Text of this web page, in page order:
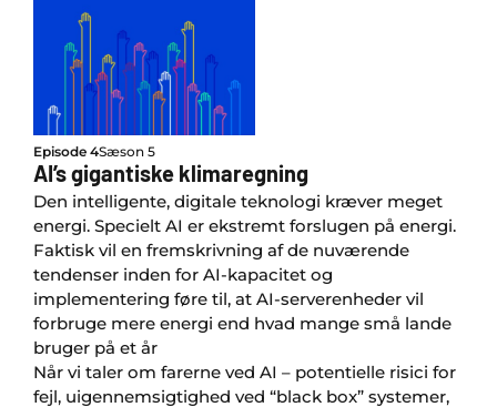
Episode 4Sæson 5
AI’s gigantiske klimaregning
Den intelligente, digitale teknologi kræver meget
energi. Specielt AI er ekstremt forslugen på energi.
Faktisk vil en fremskrivning af de nuværende
tendenser inden for AI-kapacitet og
implementering føre til, at AI-serverenheder vil
forbruge mere energi end hvad mange små lande
bruger på et år
Når vi taler om farerne ved AI – potentielle risici for
fejl, uigennemsigtighed ved “black box” systemer,